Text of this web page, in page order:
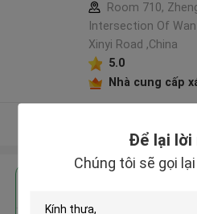
Để lại lời
Chúng tôi sẽ gọi
Room 710,
Intersection Of
Xinyi Road ,China
5.0
Nhà cung cấp